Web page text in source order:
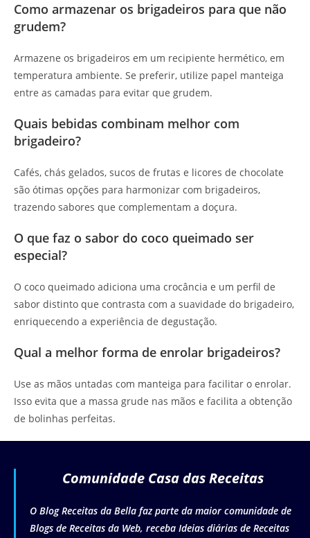
Como armazenar os brigadeiros para que não
grudem?
Armazene os brigadeiros em um recipiente hermético, em
temperatura ambiente. Se preferir, utilize papel manteiga
entre as camadas para evitar que grudem.
Quais bebidas combinam melhor com
brigadeiro?
Cafés, chás gelados, sucos de frutas e licores de chocolate
são ótimas opções para harmonizar com brigadeiros,
trazendo sabores que complementam a doçura.
O que faz o sabor do coco queimado ser
especial?
O coco queimado adiciona uma crocância e um perfil de
sabor distinto que contrasta com a suavidade do brigadeiro,
enriquecendo a experiência de degustação.
Qual a melhor forma de enrolar brigadeiros?
Use as mãos untadas com manteiga para facilitar o enrolar.
Isso evita que a massa grude nas mãos e facilita a obtenção
de bolinhas perfeitas.
Comunidade Casa das Receitas
O Blog Receitas da Bella faz parte da maior comunidade de
Blogs de Receitas da Web, receba Ideias diárias de Receitas